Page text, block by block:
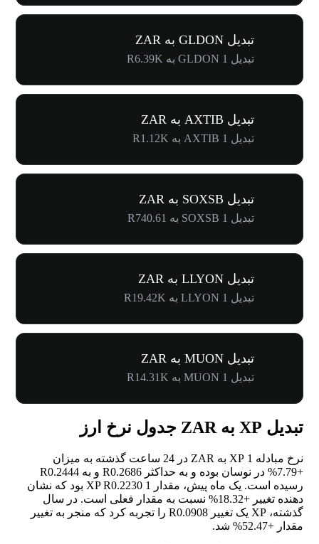
تبدیل GLDON به ZAR
تبدیل 1 GLDON به R6.39K
تبدیل AXTIB به ZAR
تبدیل 1 AXTIB به R1.12K
تبدیل SOXSB به ZAR
تبدیل 1 SOXSB به R740.61
تبدیل LLYON به ZAR
تبدیل 1 LLYON به R19.42K
تبدیل MUON به ZAR
تبدیل 1 MUON به R14.31K
تبدیل XP به ZAR جدول نرخ ارز
نرخ مبادله 1 XP به ZAR در 24 ساعت گذشته به میزان
+7.79%
در نوسان بوده و به حداکثر R0.2686 و به R0.2444
رسیده است. یک ماه پیش، مقدار 1 XP R0.2230 بود که نشان
دهنده تغییر +18.32%
نسبت به مقدار فعلی است. در سال
گذشته، XP یک تغییر R0.0908 را تجربه کرد که منجر به تغییر
مقدار +52.47% شد.